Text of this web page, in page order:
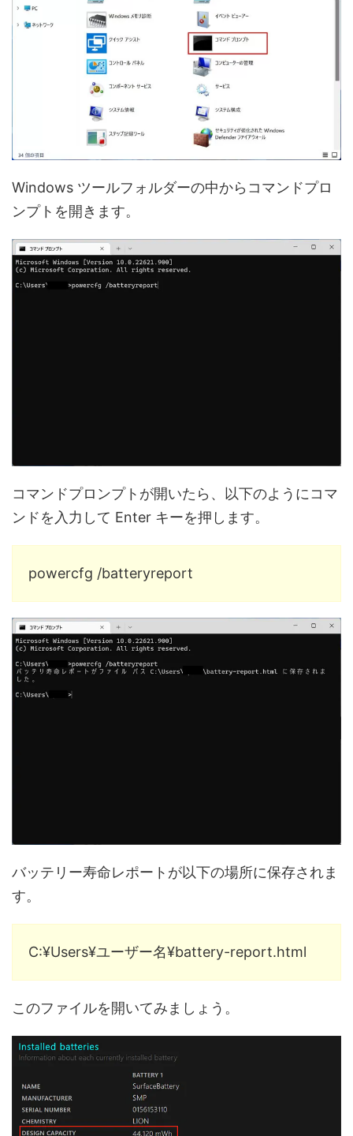
Windows ツールフォルダーの中からコマンドプロ
ンプトを開きます。
コマンドプロンプトが開いたら、以下のようにコマ
ンドを入力して Enter キーを押します。
powercfg /batteryreport
バッテリー寿命レポートが以下の場所に保存されま
す。
C:¥Users¥ユーザー名¥battery-report.html
このファイルを開いてみましょう。